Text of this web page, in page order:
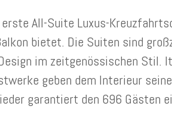
All-Suite Luxus-
bietet. Die Suiten sind
im zeitgenössischen Stil.
geben dem Interieur
garantiert den 696 Gästen